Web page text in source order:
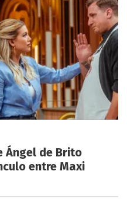
Ángel de Brito
entre Maxi